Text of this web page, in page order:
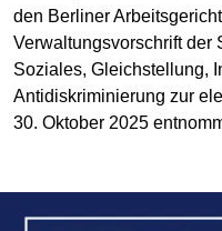
den Berliner
Verwaltungsvorschrift der
Soziales, Gleichstellung,
Antidiskriminierung zur
30. Oktober 2025